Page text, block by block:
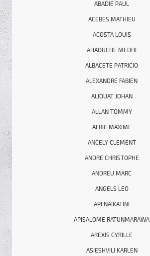
ABADIE PAUL
ACEBES MATHIEU
ACOSTA LOUIS
AHAOUCHE MEDHI
ALBACETE PATRICIO
ALEXANDRE FABIEN
ALIOUAT JOHAN
ALLAN TOMMY
ALRIC MAXIME
ANCELY CLEMENT
ANDRE CHRISTOPHE
ANDREU MARC
ANGELS LEO
API NAIKATINI
APISALOME RATUNMARAWA
AREXIS CYRILLE
ASIESHVILI KARLEN